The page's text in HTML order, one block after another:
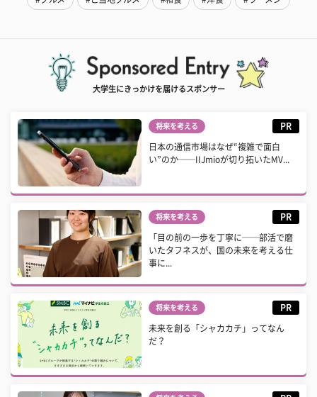
大学生にきっかけを届けるスポンサー
将来を考える PR
日本の通信市場はなぜ“複雑で面白
い”のか──IIJmioが切り拓いたMV...
将来を考える PR
「目の前の一歩を丁寧に──部活で磨
いたタフネスが、国の未来を考える仕
事に...
将来を考える PR
未来を創る「シャカカチ」ってなん
だ？